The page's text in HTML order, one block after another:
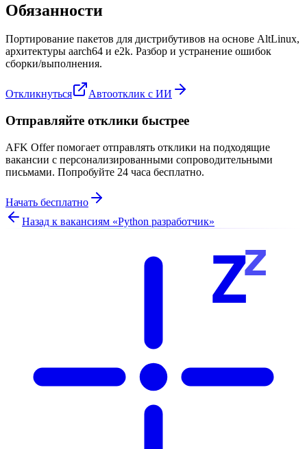
Обязанности
Портирование пакетов для дистрибутивов на основе AltLinux,
архитектуры aarch64 и e2k. Разбор и устранение ошибок
сборки/выполнения.
Откликнуться Автоотклик с ИИ
Отправляйте отклики быстрее
AFK Offer помогает отправлять отклики на подходящие
вакансии с персонализированными сопроводительными
письмами. Попробуйте 24 часа бесплатно.
Начать бесплатно
Назад к вакансиям «Python разработчик»
Zz